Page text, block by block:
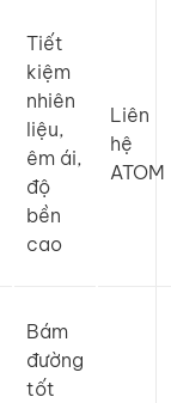
Tiết
kiệm
nhiên
liệu,
êm ái,
độ
bền
cao
Liên
hệ
ATOM
Bám
đường
tốt